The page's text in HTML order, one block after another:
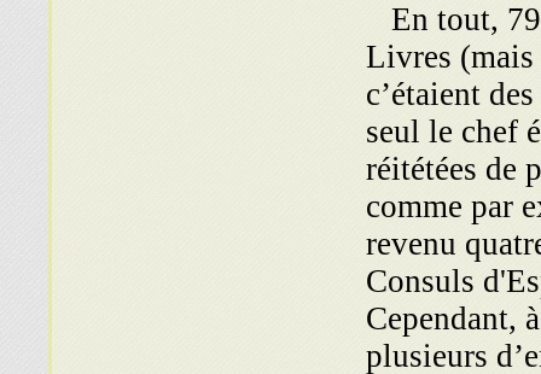
En tout,
Livres (mais
c’étaient
seul le chef
réitétées de
comme par
revenu
Consuls
Cependant,
plusieurs